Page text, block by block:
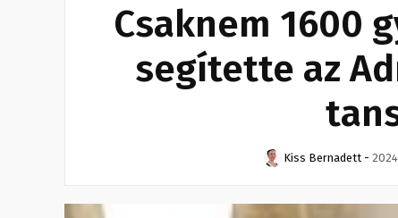
Csaknem 1600
segítette az
Kiss Bernadett -